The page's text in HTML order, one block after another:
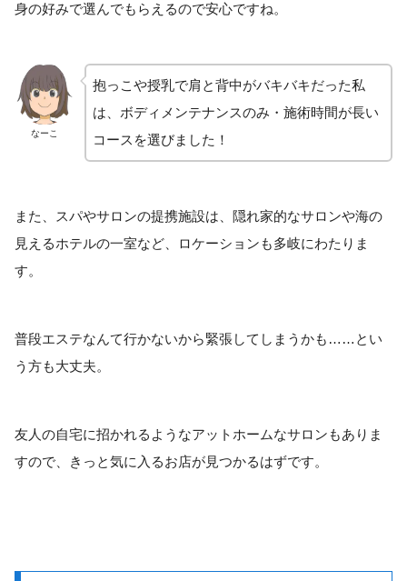
身の好みで選んでもらえるので安心ですね。
なーこ
抱っこや授乳で肩と背中がバキバキだった私
は、ボディメンテナンスのみ・施術時間が長い
コースを選びました！
また、スパやサロンの提携施設は、隠れ家的なサロンや海の
見えるホテルの一室など、ロケーションも多岐にわたりま
す。
普段エステなんて行かないから緊張してしまうかも……とい
う方も大丈夫。
友人の自宅に招かれるようなアットホームなサロンもありま
すので、きっと気に入るお店が見つかるはずです。